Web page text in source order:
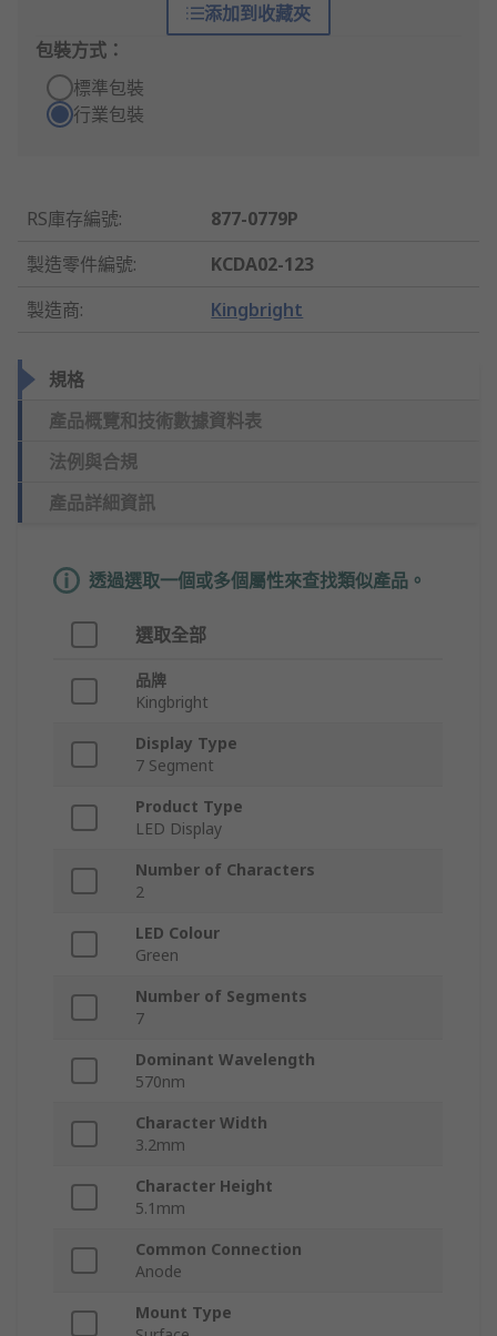
添加到收藏夾
包裝方式：
標準包裝
行業包裝
RS庫存編號:
877-0779P
製造零件編號:
KCDA02-123
製造商: Kingbright
規格
產品概覽和技術數據資料表
法例與合規
產品詳細資訊
透過選取一個或多個屬性來查找類似產品。
選取全部
品牌
Kingbright
Display Type
7 Segment
Product Type
LED Display
Number of Characters
2
LED Colour
Green
Number of Segments
7
Dominant Wavelength
570nm
Character Width
3.2mm
Character Height
5.1mm
Common Connection
Anode
Mount Type